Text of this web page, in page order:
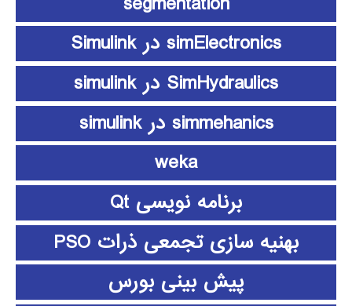
simElectronics در Simulink
SimHydraulics در simulink
simmehanics در simulink
weka
برنامه نویسی Qt
بهنیه سازی تجمعی ذرات PSO
پیش بینی بورس